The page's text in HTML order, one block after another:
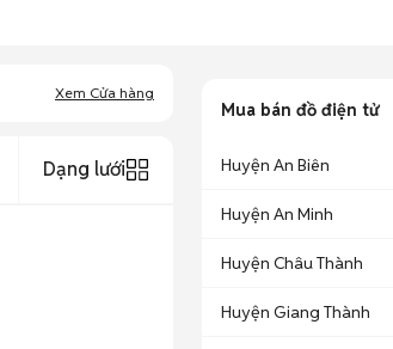
Xem Cửa hàng
Dạng lưới
Mua bán đồ điện tử
Huyện An Biên
Huyện An Minh
Huyện Châu Thành
Huyện Giang Thành